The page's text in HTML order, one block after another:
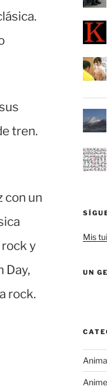
tren.
con un
rock y
Day,
rock.
Mis
UN
Anime